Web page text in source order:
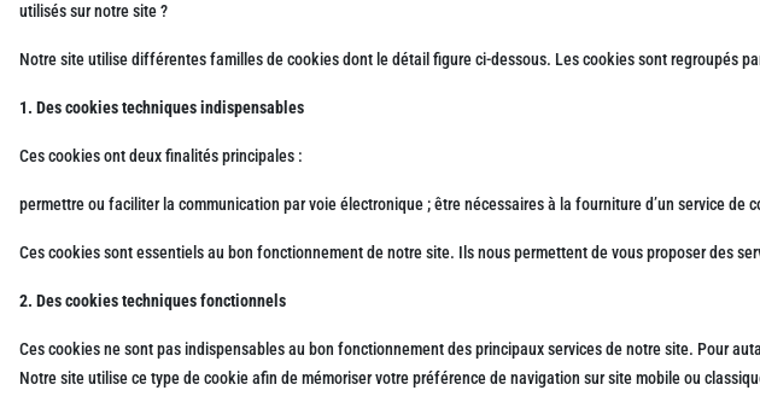
utilisés sur notre site ?
Notre site utilise différentes familles de cookies dont le détail figure ci-dessous. Les cookies sont regroupés
1. Des cookies techniques indispensables
Ces cookies ont deux finalités principales :
permettre ou faciliter la communication par voie électronique ; être nécessaires à la fourniture d’un service de
Ces cookies sont essentiels au bon fonctionnement de notre site. Ils nous permettent de vous proposer des
2. Des cookies techniques fonctionnels
Ces cookies ne sont pas indispensables au bon fonctionnement des principaux services de notre site. Pour
Notre site utilise ce type de cookie afin de mémoriser votre préférence de navigation sur site mobile ou